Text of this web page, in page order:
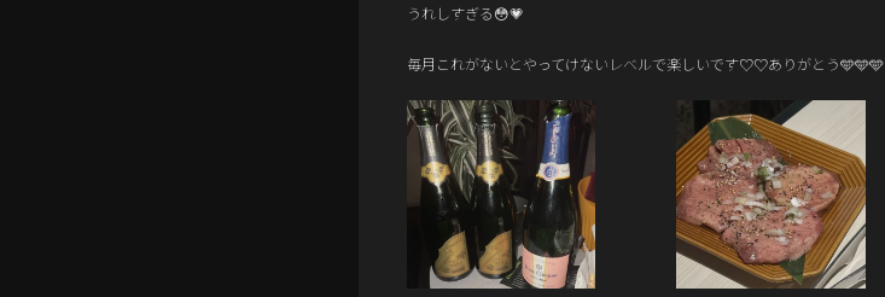
うれしすぎる😳💗
毎月これがないとやってけないレベルで楽しいです♡♡ありがとう🩵🩵🩵